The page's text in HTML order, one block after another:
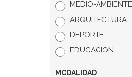
MEDIO-AMBIENTE
ARQUITECTURA
DEPORTE
EDUCACION
MODALIDAD